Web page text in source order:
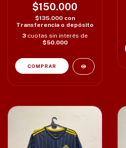
$150.000
$135.000 con
Transferencia o depósito
3 cuotas sin interés de
$50.000